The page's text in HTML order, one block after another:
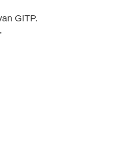
GITP.